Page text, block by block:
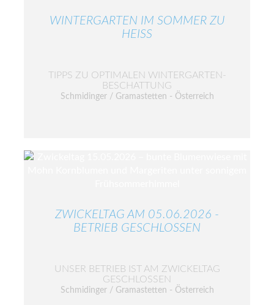
WINTERGARTEN IM SOMMER ZU
HEISS
TIPPS ZU OPTIMALEN WINTERGARTEN-
BESCHATTUNG
Schmidinger / Gramastetten - Österreich
ZWICKELTAG AM 05.06.2026 -
BETRIEB GESCHLOSSEN
UNSER BETRIEB IST AM ZWICKELTAG
GESCHLOSSEN
Schmidinger / Gramastetten - Österreich